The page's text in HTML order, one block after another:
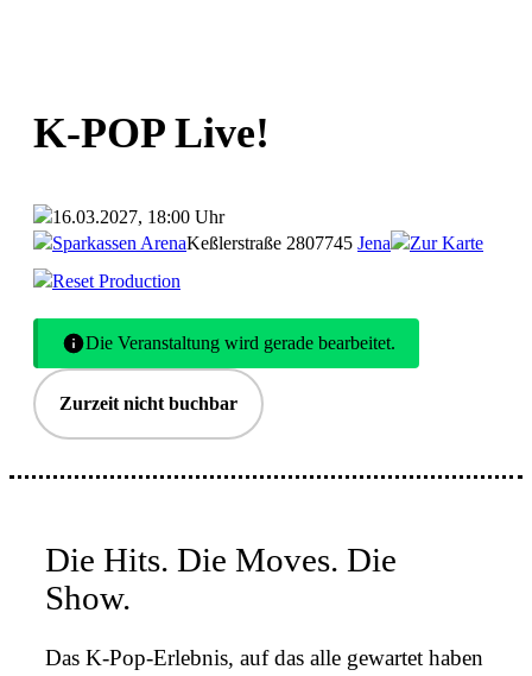
K-POP Live!
16.03.2027, 18:00 Uhr
Sparkassen ArenaKeßlerstraße 2807745 Jena
Zur Karte
Reset Production
Die Veranstaltung wird gerade bearbeitet.
Zurzeit nicht buchbar
Die Hits. Die Moves. Die
Show.
Das K-Pop-Erlebnis, auf das alle gewartet haben